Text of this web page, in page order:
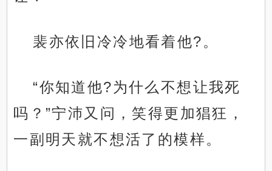
裴亦依旧冷冷地看着他?。
“你知道他?为什么不想让我死
吗？”宁沛又问，笑得更加猖狂，
一副明天就不想活了的模样。